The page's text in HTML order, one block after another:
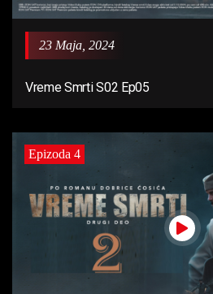
23 Maja, 2024
Vreme Smrti S02 Ep05
Epizoda 4